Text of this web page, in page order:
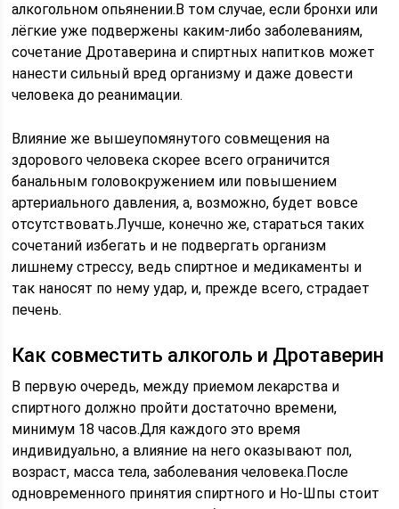
алкогольном опьянении.В том случае, если бронхи или
лёгкие уже подвержены каким-либо заболеваниям,
сочетание Дротаверина и спиртных напитков может
нанести сильный вред организму и даже довести
человека до реанимации.
Влияние же вышеупомянутого совмещения на
здорового человека скорее всего ограничится
банальным головокружением или повышением
артериального давления, а, возможно, будет вовсе
отсутствовать.Лучше, конечно же, стараться таких
сочетаний избегать и не подвергать организм
лишнему стрессу, ведь спиртное и медикаменты и
так наносят по нему удар, и, прежде всего, страдает
печень.
Как совместить алкоголь и Дротаверин
В первую очередь, между приемом лекарства и
спиртного должно пройти достаточно времени,
минимум 18 часов.Для каждого это время
индивидуально, а влияние на него оказывают пол,
возраст, масса тела, заболевания человека.После
одновременного принятия спиртного и Но-Шпы стоит